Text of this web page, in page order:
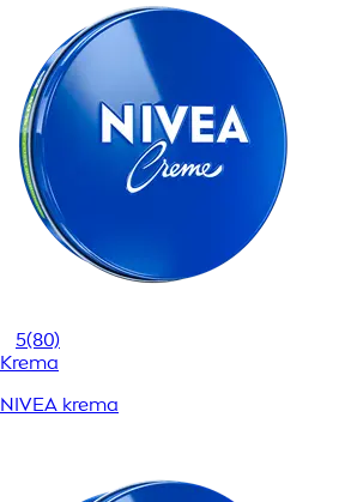
5(80)
Krema
NIVEA krema